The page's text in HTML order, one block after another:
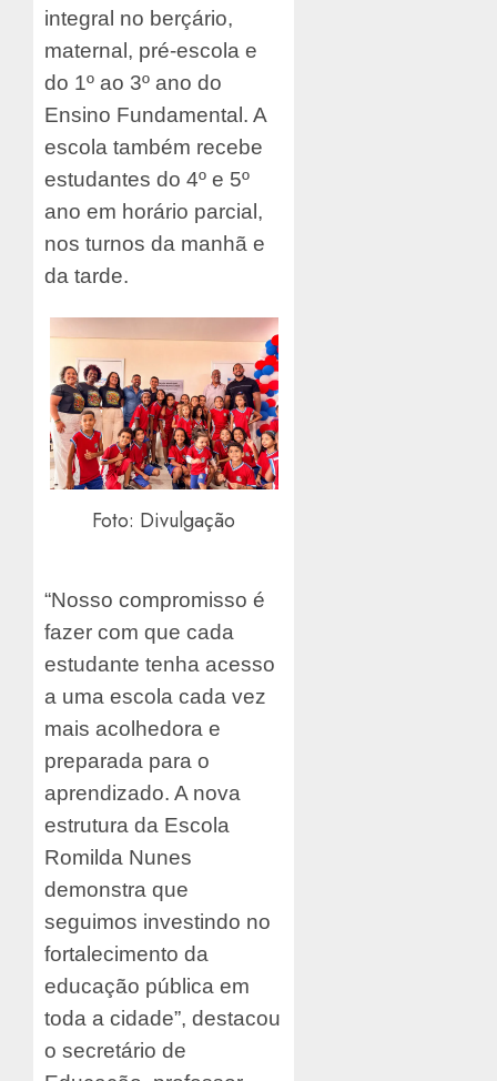
integral no berçário,
maternal, pré-escola e
do 1º ao 3º ano do
Ensino Fundamental. A
escola também recebe
estudantes do 4º e 5º
ano em horário parcial,
nos turnos da manhã e
da tarde.
Foto: Divulgação
“Nosso compromisso é
fazer com que cada
estudante tenha acesso
a uma escola cada vez
mais acolhedora e
preparada para o
aprendizado. A nova
estrutura da Escola
Romilda Nunes
demonstra que
seguimos investindo no
fortalecimento da
educação pública em
toda a cidade”, destacou
o secretário de